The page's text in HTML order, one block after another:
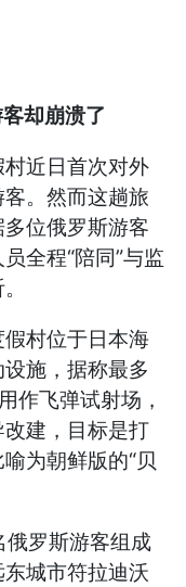
却崩溃了
近日首次对外
。然而这趟旅
位俄罗斯游客
全程“陪同”与监
村位于日本海
施，据称最多
作飞弹试射场，
建，目标是打
为朝鲜版的“贝
俄罗斯游客组成
城市符拉迪沃